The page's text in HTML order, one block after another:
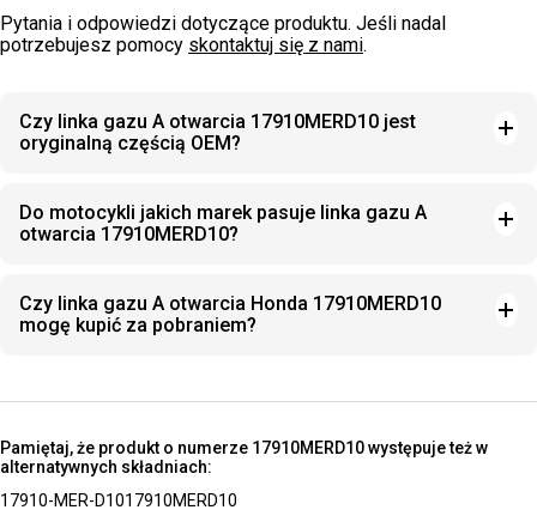
Pytania i odpowiedzi dotyczące produktu. Jeśli nadal
potrzebujesz pomocy skontaktuj się z nami.
Czy linka gazu A otwarcia 17910MERD10 jest
oryginalną częścią OEM?
Do motocykli jakich marek pasuje linka gazu A
otwarcia 17910MERD10?
Czy linka gazu A otwarcia Honda 17910MERD10
mogę kupić za pobraniem?
Pamiętaj, że produkt o numerze 17910MERD10 występuje też w
alternatywnych składniach:
17910-MER-D1017910MERD10